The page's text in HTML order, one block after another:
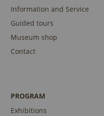
Information and Service
Guided tours
Museum shop
Contact
PROGRAM
Exhibitions